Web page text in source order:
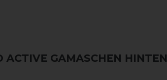
ACTIVE GAMASCHEN HINTEN